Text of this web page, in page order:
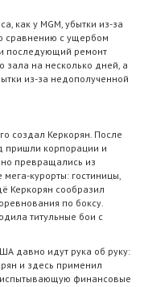
как у MGM, убытки из-за
сравнению с ущербом
последующий ремонт
зала на несколько дней, а
из-за недополученной
создал Керкорян. После
пришли корпорации и
превращались из
курорты: гостиницы,
Керкорян сообразил
по боксу.
титульные бои с
давно идут рука об руку:
и здесь применил
испытывающую финансовые